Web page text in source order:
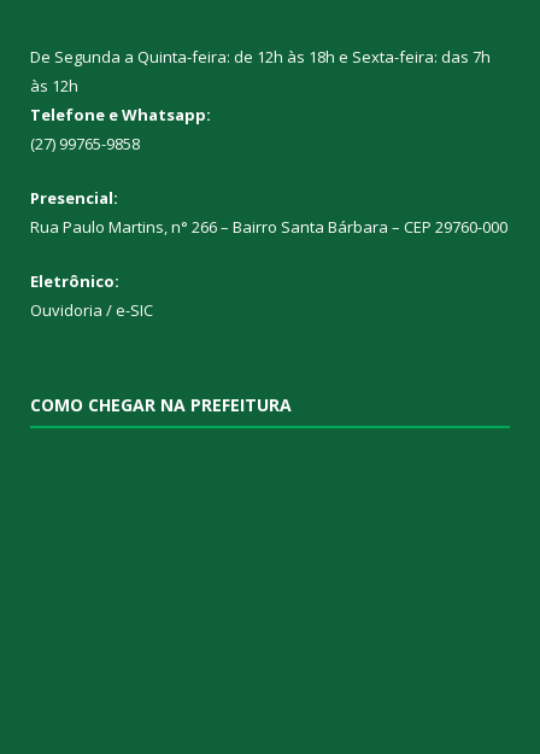
De Segunda a Quinta-feira: de 12h às 18h e Sexta-feira: das 7h
às 12h
Telefone e Whatsapp:
(27) 99765-9858
Presencial:
Rua Paulo Martins, n° 266 – Bairro Santa Bárbara – CEP 29760-000
Eletrônico:
Ouvidoria /e-SIC
COMO CHEGAR NA PREFEITURA